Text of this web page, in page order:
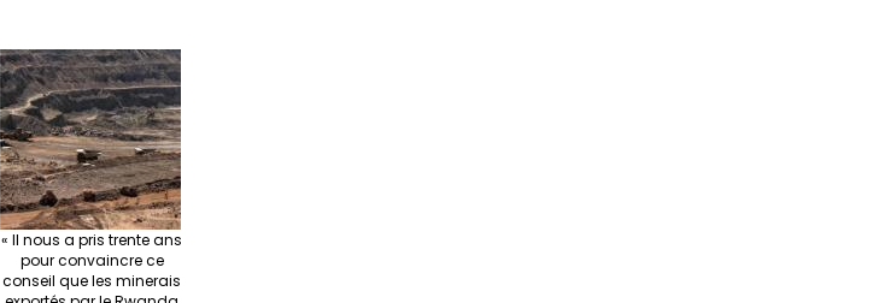
« Il nous a pris trente ans
pour convaincre ce
conseil que les minerais